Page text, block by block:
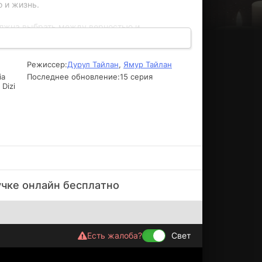
и жизнь.
выбрать между верностью и
оказывается не тем, за кого себя
связанные с ее прошлым и
заставляют задуматься о том, кто на
героев, их стремления и страхи,
Режиссер:Дурул Тайлан, Ямур Тайлан
Последнее обновление:15 серия
oнлaйн бecплaтнo
Есть жалоба? Свет